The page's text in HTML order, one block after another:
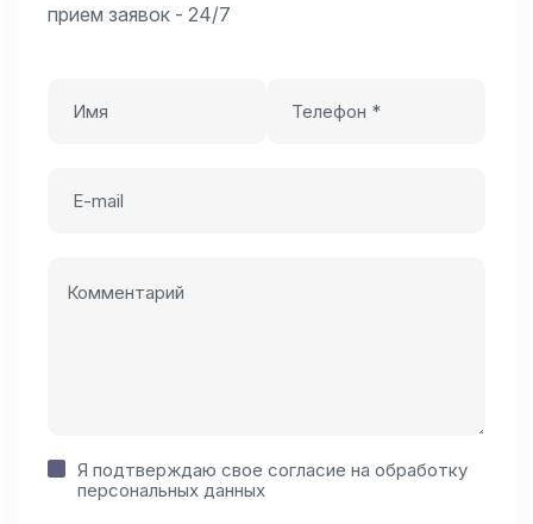
прием заявок - 24/7
Я подтверждаю свое согласие на обработку
персональных данных